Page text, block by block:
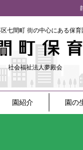
七間町 街の中心にある保育
社会福祉法人夢殿会
園紹介 園の